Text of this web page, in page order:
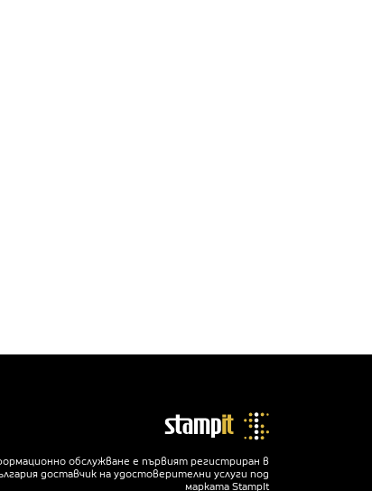
обслужване е първият регистриран в
доставчик на удостоверителни услуги под
марката StampIt